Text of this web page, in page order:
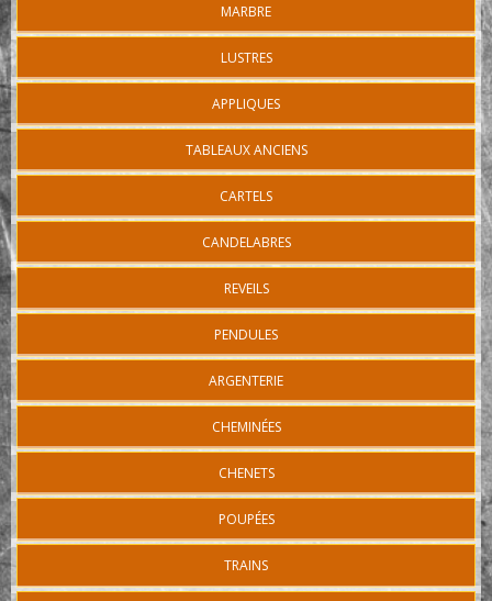
MARBRE
LUSTRES
APPLIQUES
TABLEAUX ANCIENS
CARTELS
CANDELABRES
REVEILS
PENDULES
ARGENTERIE
CHEMINÉES
CHENETS
POUPÉES
TRAINS